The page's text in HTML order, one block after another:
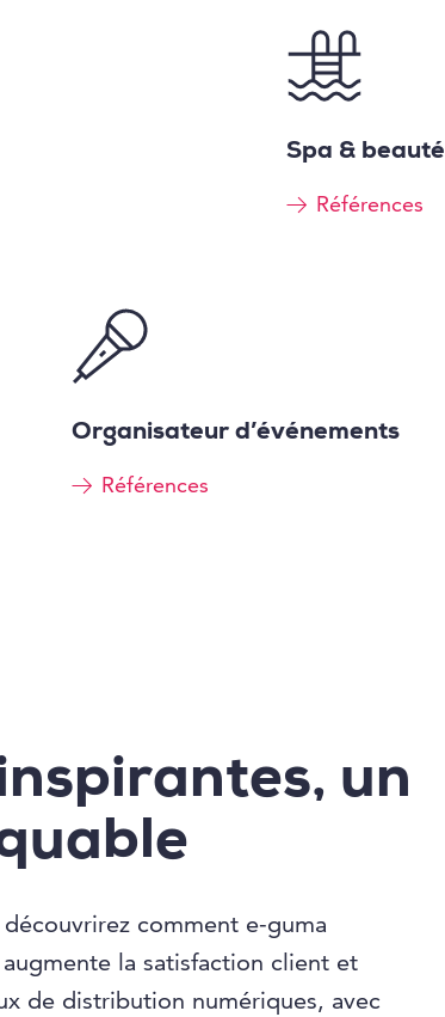
Spa & beauté
Références
Organisateur d’événements
Références
un
comment e-guma
la satisfaction client et
de distribution numériques, avec